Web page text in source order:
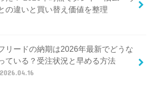
の違いと買い替え価値を整理
リードの納期は2026年最新でどうな
ている？受注状況と早める方法
2026.04.16